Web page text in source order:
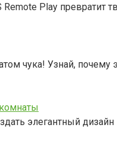
Play превратит
чука! Узнай, почему
элегантный